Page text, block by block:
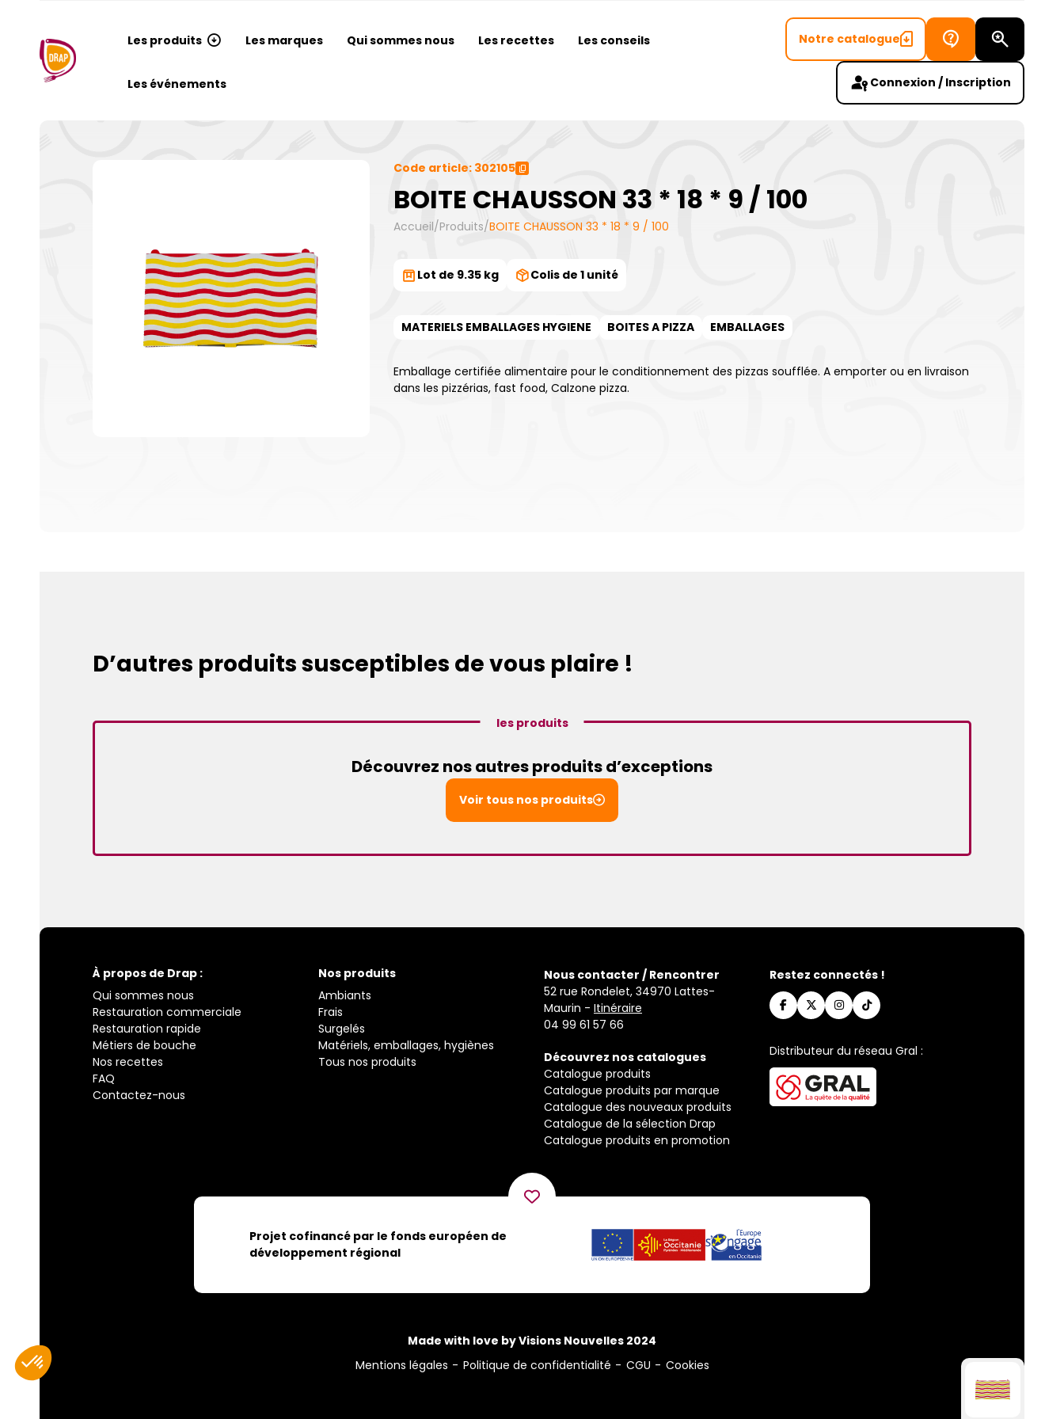
Les produits Les marques Qui sommes nous Les recettes Les conseils
Les événements
Notre catalogue
Connexion / Inscription
Code article: 302105
BOITE CHAUSSON 33 * 18 * 9 / 100
Accueil/Produits/BOITE CHAUSSON 33 * 18 * 9 / 100
Lot de 9.35 kg Colis de 1 unité
MATERIELS EMBALLAGES HYGIENE BOITES A PIZZA EMBALLAGES
Emballage certifiée alimentaire pour le conditionnement des pizzas soufflée. A emporter ou en livraison
dans les pizzérias, fast food, Calzone pizza.
D’autres produits susceptibles de vous plaire !
les produits
Découvrez nos autres produits d’exceptions
Voir tous nos produits
À propos de Drap :
Qui sommes nous
Restauration commerciale
Restauration rapide
Métiers de bouche
Nos recettes
FAQ
Contactez-nous
Nos produits
Ambiants
Frais
Surgelés
Matériels, emballages, hygiènes
Tous nos produits
Nous contacter / Rencontrer
52 rue Rondelet, 34970 Lattes-
Maurin - Itinéraire
04 99 61 57 66
Découvrez nos catalogues
Catalogue produits
Catalogue produits par marque
Catalogue des nouveaux produits
Catalogue de la sélection Drap
Catalogue produits en promotion
Restez connectés !
Distributeur du réseau Gral :
Projet cofinancé par le fonds européen de
développement régional
Made with love by Visions Nouvelles 2024
Mentions légales
Politique de confidentialité CGU Cookies